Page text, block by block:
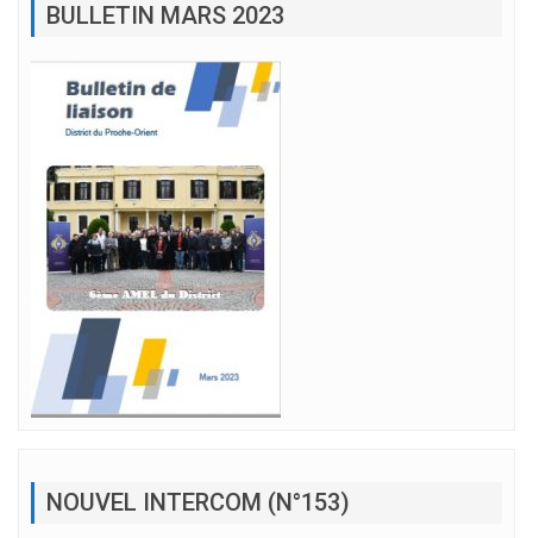
BULLETIN MARS 2023
NOUVEL INTERCOM (N°153)